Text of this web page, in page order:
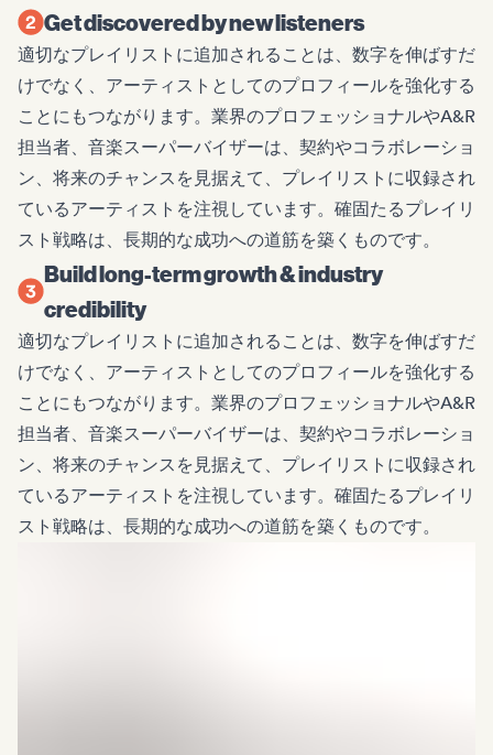
Get discovered by new listeners
適切なプレイリストに追加されることは、数字を伸ばすだ
けでなく、アーティストとしてのプロフィールを強化する
ことにもつながります。業界のプロフェッショナルやA&R
担当者、音楽スーパーバイザーは、契約やコラボレーショ
ン、将来のチャンスを見据えて、プレイリストに収録され
ているアーティストを注視しています。確固たるプレイリ
スト戦略は、長期的な成功への道筋を築くものです。
Build long-term growth & industry
credibility
適切なプレイリストに追加されることは、数字を伸ばすだ
けでなく、アーティストとしてのプロフィールを強化する
ことにもつながります。業界のプロフェッショナルやA&R
担当者、音楽スーパーバイザーは、契約やコラボレーショ
ン、将来のチャンスを見据えて、プレイリストに収録され
ているアーティストを注視しています。確固たるプレイリ
スト戦略は、長期的な成功への道筋を築くものです。